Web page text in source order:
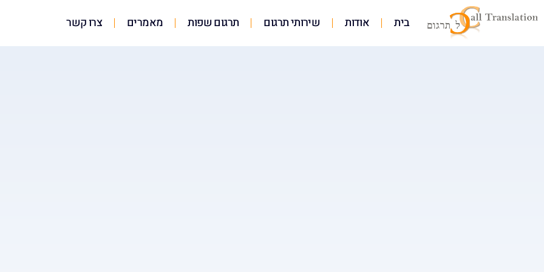
בית אודות שירותי תרגום תרגום שפות מאמרים צרו קשר